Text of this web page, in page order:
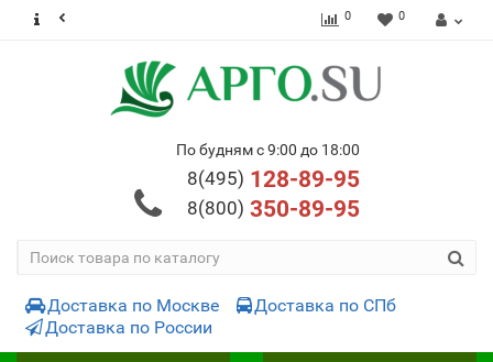
0 0
По будням с 9:00 до 18:00
8(495) 128-89-95
8(800) 350-89-95
Доставка по Москве
Доставка по СПб
Доставка по России